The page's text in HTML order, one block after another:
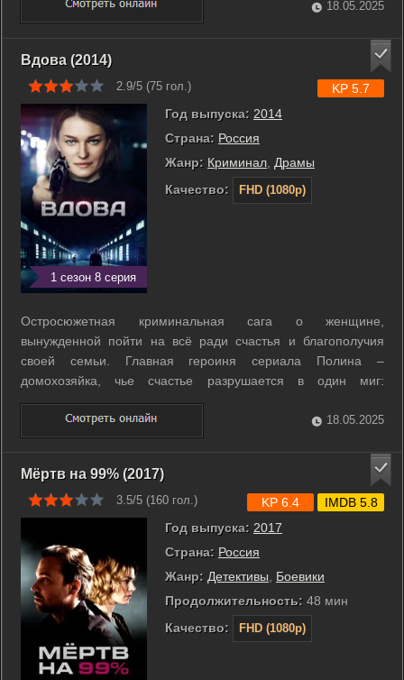
верили в то, что на пароходе «Челюскин» им удастся
выполнить поставленную задачу. Но ...
18.05.2025
Вдова (2014)
2.9/5 (75 гол.)
1 сезон 8 серия
Год выпуска: 2014
Страна: Россия
Жанр: Криминал Драмы
Качество:
FHD (1080p)
KP 5.7
Остросюжетная криминальная сага о женщине,
вынужденной пойти на всё ради счастья и благополучия
своей семьи. Главная героиня сериала Полина –
домохозяйка, чье счастье разрушается в один миг:
преступники на глазах сына убивают ее мужа, а брат
попадает в тюрьму. Выясняется, что оба участвовали в
контрабанде наркотиков и перешли дорогу опасному ...
18.05.2025
Мёртв на 99% (2017)
3.5/5 (160 гол.)
Год выпуска: 2017
Страна: Россия
Жанр: Детективы
Боевики
Продолжительность: 48 мин
Качество:
FHD (1080p)
KP 6.4 IMDB 5.8